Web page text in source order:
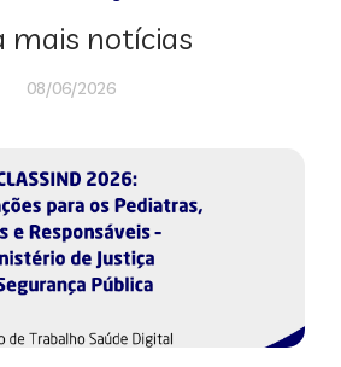
mais notícias
08/06/2026